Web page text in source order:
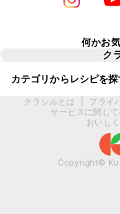
何かお
ク
カテゴリからレシピを探
クラシルとは プライ
サービスに関し
おいし
Copyright©